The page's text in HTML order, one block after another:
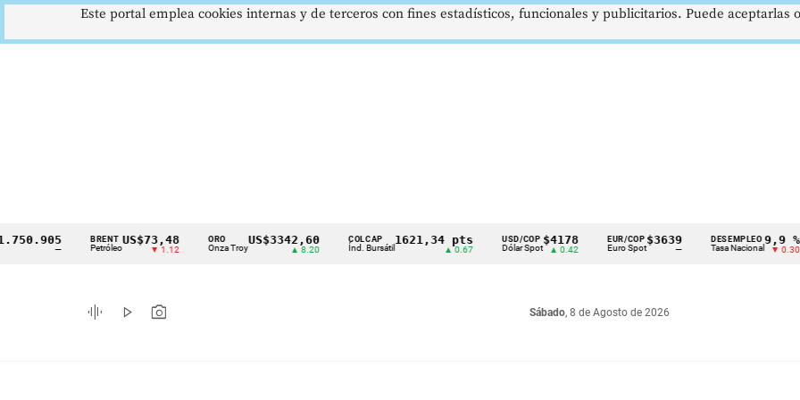
Cintillo
indicadores
económicos
BRENT
Petróleo
US$73,48
▼ 1.12
ORO
Onza Troy
US$3342,60 COLCAP
Índ. Bursátil
1621,34 pts USD/COP
Dólar Spot
$4178
▲ 0.42
EUR/COP
Euro Spot
$3639
—
DESEMPLEO
Tasa Nacional
9,9 %
▼ 0.30
graphic_eq play_arrow photo_camera Sábado, 8 de Agosto de 2026
Este portal emplea cookies internas y de terceros con fines estadísticos, funcionales y publicitarios. Puede aceptarlas